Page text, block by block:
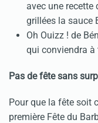
avec une recette
grillées la sauce
Oh Ouizz ! de
qui conviendra à
Pas de fête sans
Pour que la fête soit
première Fête du